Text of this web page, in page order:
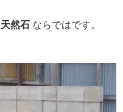
天然石 ならではです。